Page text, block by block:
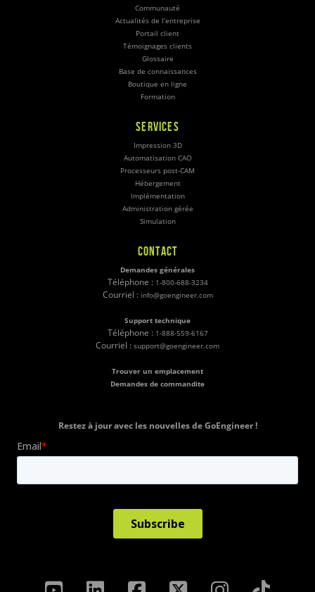
Communauté
Actualités de l’entreprise
Portail client
Témoignages clients
Glossaire
Base de connaissances
Boutique en ligne
Formation
SERVICES
Impression 3D
Automatisation CAO
Processeurs post-CAM
Hébergement
Implémentation
Administration gérée
Simulation
CONTACT
Demandes générales
Téléphone : 1-800-688-3234
Courriel : info@goengineer.com
Support technique
Téléphone : 1-888-559-6167
Courriel : support@goengineer.com
Trouver un emplacement
Demandes de commandite
Restez à jour avec les nouvelles de GoEngineer !